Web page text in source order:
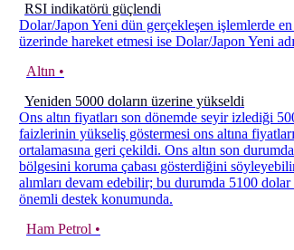
RSI indikatörü güçlendi
Dolar/Japon Yeni dün gerçekleşen işlemlerde
üzerinde hareket etmesi ise Dolar/Japon Yeni
Altın •
Yeniden 5000 doların üzerine yükseldi
Ons altın fiyatları son dönemde seyir izlediği
faizlerinin yükseliş göstermesi ons altına
ortalamasına geri çekildi. Ons altın son
bölgesini koruma çabası gösterdiğini
alımları devam edebilir; bu durumda 5100
önemli destek konumunda.
Ham Petrol •